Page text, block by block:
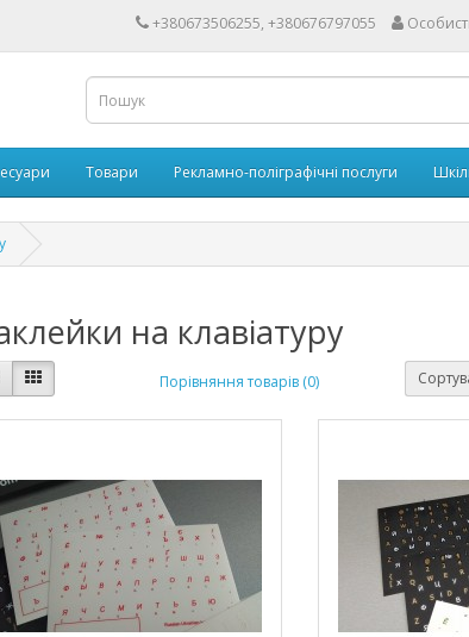
+380673506255, +380676797055
Товари Рекламно-поліграфічні послуги
на клавіатуру
Порівняння товарів (0)